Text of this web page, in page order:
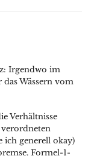
Irgendwo im
Wässern vom
Verhältnisse
ich generell okay)
Formel-1-